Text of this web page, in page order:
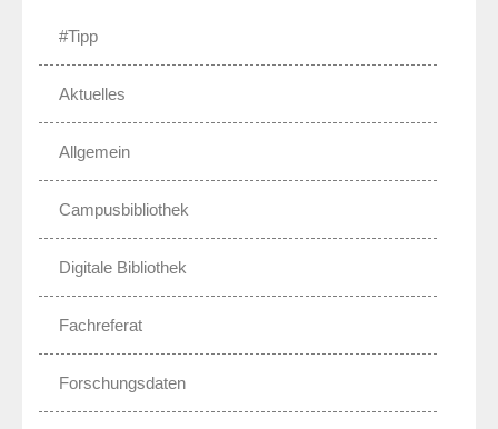
#Tipp
Aktuelles
Allgemein
Campusbibliothek
Digitale Bibliothek
Fachreferat
Forschungsdaten